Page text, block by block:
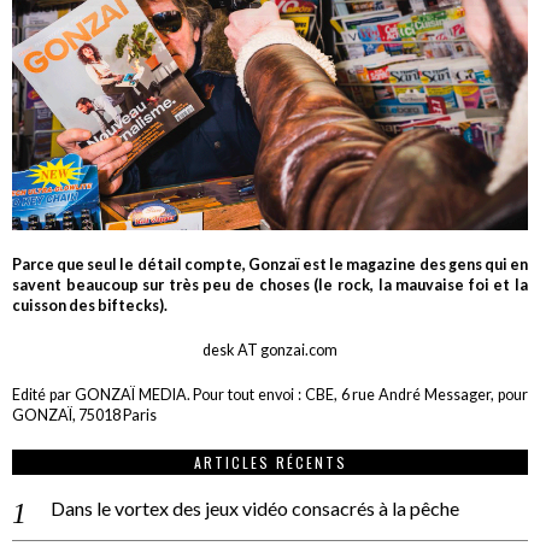
Parce que seul le détail compte, Gonzaï est le magazine des gens qui en
savent beaucoup sur très peu de choses (le rock, la mauvaise foi et la
cuisson des biftecks).
desk AT gonzai.com
Edité par GONZAÏ MEDIA. Pour tout envoi : CBE, 6 rue André Messager, pour
GONZAÏ, 75018 Paris
ARTICLES RÉCENTS
Dans le vortex des jeux vidéo consacrés à la pêche